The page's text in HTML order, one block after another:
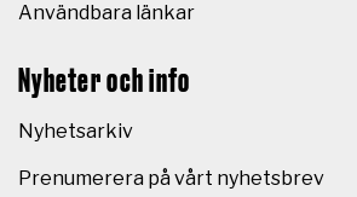
Användbara länkar
Nyheter och info
Nyhetsarkiv
Prenumerera på vårt nyhetsbrev